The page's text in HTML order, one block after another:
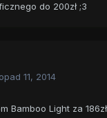
do 200zł ;3
11, 2014
Bamboo Light za 186zł